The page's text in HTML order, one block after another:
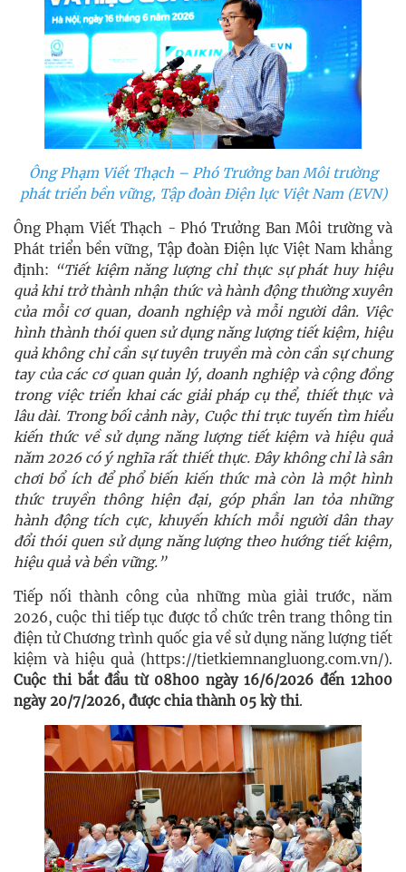
Ông Phạm Viết Thạch – Phó Trưởng ban Môi trường
phát triển bền vững, Tập đoàn Điện lực Việt Nam (EVN)
Ông Phạm Viết Thạch - Phó Trưởng Ban Môi trường và
Phát triển bền vững, Tập đoàn Điện lực Việt Nam khẳng
định: “Tiết kiệm năng lượng chỉ thực sự phát huy hiệu
quả khi trở thành nhận thức và hành động thường xuyên
của mỗi cơ quan, doanh nghiệp và mỗi người dân. Việc
hình thành thói quen sử dụng năng lượng tiết kiệm, hiệu
quả không chỉ cần sự tuyên truyền mà còn cần sự chung
tay của các cơ quan quản lý, doanh nghiệp và cộng đồng
trong việc triển khai các giải pháp cụ thể, thiết thực và
lâu dài. Trong bối cảnh này, Cuộc thi trực tuyến tìm hiểu
kiến thức về sử dụng năng lượng tiết kiệm và hiệu quả
năm 2026 có ý nghĩa rất thiết thực. Đây không chỉ là sân
chơi bổ ích để phổ biến kiến thức mà còn là một hình
thức truyền thông hiện đại, góp phần lan tỏa những
hành động tích cực, khuyến khích mỗi người dân thay
đổi thói quen sử dụng năng lượng theo hướng tiết kiệm,
hiệu quả và bền vững.”
Tiếp nối thành công của những mùa giải trước, năm
2026, cuộc thi tiếp tục được tổ chức trên trang thông tin
điện tử Chương trình quốc gia về sử dụng năng lượng tiết
kiệm và hiệu quả (https://tietkiemnangluong.com.vn/).
Cuộc thi bắt đầu từ 08h00 ngày 16/6/2026 đến 12h00
ngày 20/7/2026, được chia thành 05 kỳ thi.